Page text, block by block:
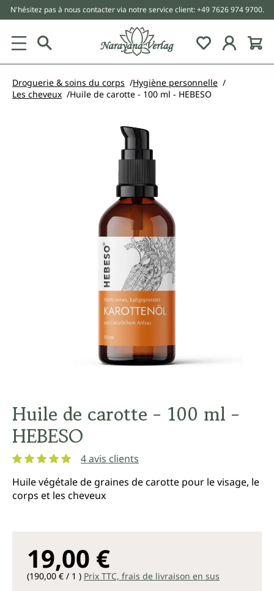
principal
N'hésitez pas à nous contacter via notre service client: +49 7626 974 9700.
Droguerie & soins du corps
Hygiène personnelle
Les cheveux
Huile de carotte - 100 ml - HEBESO
Ignorer la galerie d'images
Huile de carotte - 100 ml -
HEBESO
4 avis clients
Huile végétale de graines de carotte pour le visage, le
corps et les cheveux
19,00 €
(190,00 € / 1 ) Prix TTC, frais de livraison en sus